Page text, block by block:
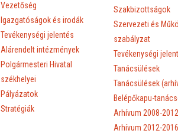
Vezetőség
Igazgatóságok és irodák
Tevékenységi jelentés
Alárendelt intézmények
Polgármesteri Hivatal
székhelyei
Pályázatok
Stratégiák
Szakbizottságok
Szervezeti és
szabályzat
Tevékenységi
Tanácsülések
Tanácsülések
Belépőkapu-
Arhívum 2008-2012
Arhívum 2012-2016